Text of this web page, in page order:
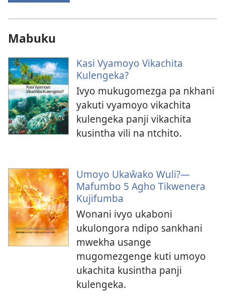
Mabuku
Kasi Vyamoyo Vikachita
Kulengeka?
Ivyo mukugomezga pa nkhani
yakuti vyamoyo vikachita
kulengeka panji vikachita
kusintha vili na ntchito.
Umoyo Ukaŵako Wuli?—
Mafumbo 5 Agho Tikwenera
Kujifumba
Wonani ivyo ukaboni
ukulongora ndipo sankhani
mwekha usange
mugomezgenge kuti umoyo
ukachita kusintha panji
kulengeka.